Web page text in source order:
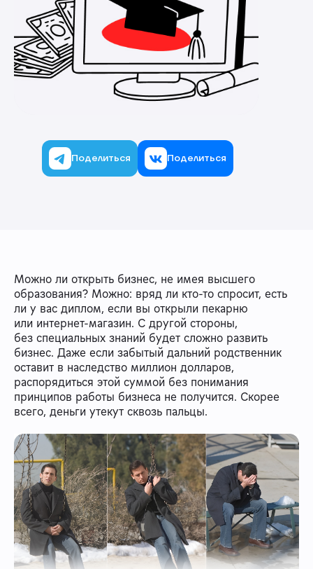
Поделиться Поделиться
Можно ли открыть бизнес, не имея высшего
образования? Можно: вряд ли кто-то спросит, есть
ли у вас диплом, если вы открыли пекарню
или интернет-магазин. С другой стороны,
без специальных знаний будет сложно развить
бизнес. Даже если забытый дальний родственник
оставит в наследство миллион долларов,
распорядиться этой суммой без понимания
принципов работы бизнеса не получится. Скорее
всего, деньги утекут сквозь пальцы.